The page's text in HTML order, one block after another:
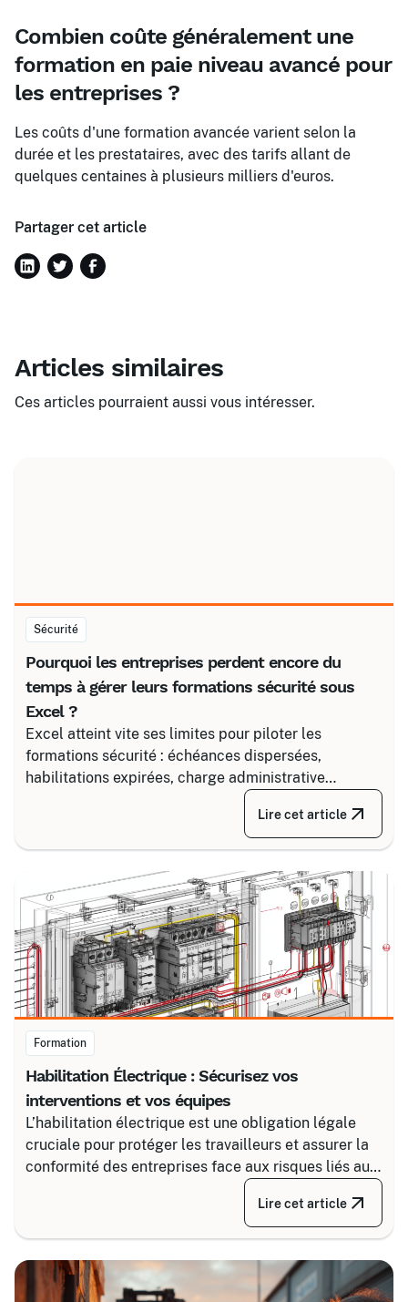
Combien coûte généralement une
formation en paie niveau avancé pour
les entreprises ?
Les coûts d'une formation avancée varient selon la
durée et les prestataires, avec des tarifs allant de
quelques centaines à plusieurs milliers d'euros.
Partager cet article
Articles similaires
Ces articles pourraient aussi vous intéresser.
Sécurité
Pourquoi les entreprises perdent encore du
temps à gérer leurs formations sécurité sous
Excel ?
Excel atteint vite ses limites pour piloter les
formations sécurité : échéances dispersées,
habilitations expirées, charge administrative
croissante. Découvrez comment structurer un suivi
fiable en associant un partenaire spécialisé comme
Certalis et un logiciel de gestion de formation (TMS).
Lire cet article
Formation
Habilitation Électrique : Sécurisez vos
interventions et vos équipes
L’habilitation électrique est une obligation légale
cruciale pour protéger les travailleurs et assurer la
conformité des entreprises face aux risques liés au
courant. Certalis vous accompagne avec des
formations sur-mesure, initiales ou de recyclage,
pour maîtriser tous les niveaux de sécurité, du
tension.
Lire cet article